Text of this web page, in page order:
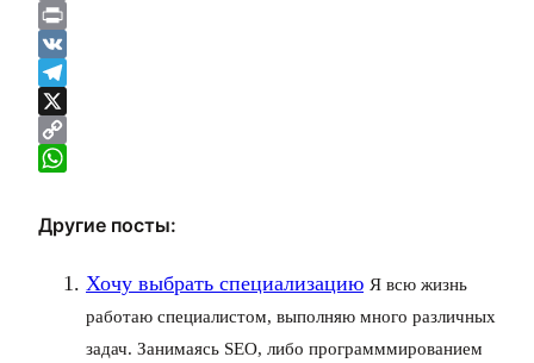
Email
Print
VK
Telegram
X
Copy
Другие посты:
Хочу выбрать специализацию Я всю жизнь
работаю специалистом, выполняю много различных
задач. Занимаясь SEO, либо программмированием